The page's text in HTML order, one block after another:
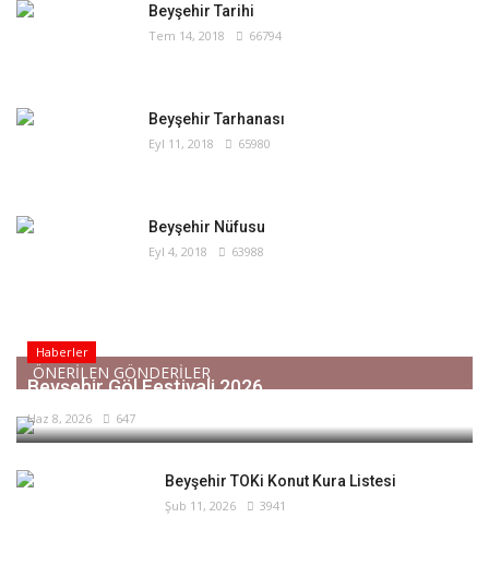
Beyşehir Tarihi
Tem 14, 2018 66794
Beyşehir Tarhanası
Eyl 11, 2018 65980
Beyşehir Nüfusu
Eyl 4, 2018 63988
ÖNERİLEN GÖNDERİLER
Haberler
Beyşehir Göl Festivali 2026
Haz 8, 2026 647
Beyşehir TOKi Konut Kura Listesi
Şub 11, 2026 3941